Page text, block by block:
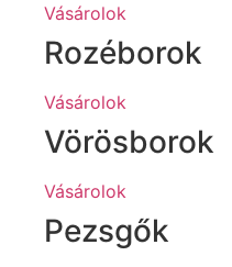
Vásárolok
Rozéborok
Vásárolok
Vörösborok
Vásárolok
Pezsgők